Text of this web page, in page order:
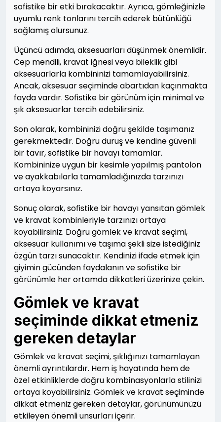
sofistike bir etki bırakacaktır. Ayrıca, gömleğinizle
uyumlu renk tonlarını tercih ederek bütünlüğü
sağlamış olursunuz.
Üçüncü adımda, aksesuarları düşünmek önemlidir.
Cep mendili, kravat iğnesi veya bileklik gibi
aksesuarlarla kombininizi tamamlayabilirsiniz.
Ancak, aksesuar seçiminde abartıdan kaçınmakta
fayda vardır. Sofistike bir görünüm için minimal ve
şık aksesuarlar tercih edebilirsiniz.
Son olarak, kombininizi doğru şekilde taşımanız
gerekmektedir. Doğru duruş ve kendine güvenli
bir tavır, sofistike bir havayı tamamlar.
Kombininize uygun bir kesimle yapılmış pantolon
ve ayakkabılarla tamamladığınızda tarzınızı
ortaya koyarsınız.
Sonuç olarak, sofistike bir havayı yansıtan gömlek
ve kravat kombinleriyle tarzınızı ortaya
koyabilirsiniz. Doğru gömlek ve kravat seçimi,
aksesuar kullanımı ve taşıma şekli size istediğiniz
özgün tarzı sunacaktır. Kendinizi ifade etmek için
giyimin gücünden faydalanın ve sofistike bir
görünümle her ortamda dikkatleri üzerinize çekin.
Gömlek ve kravat
seçiminde dikkat etmeniz
gereken detaylar
Gömlek ve kravat seçimi, şıklığınızı tamamlayan
önemli ayrıntılardır. Hem iş hayatında hem de
özel etkinliklerde doğru kombinasyonlarla stilinizi
ortaya koyabilirsiniz. Gömlek ve kravat seçiminde
dikkat etmeniz gereken detaylar, görünümünüzü
etkileyen önemli unsurları içerir.